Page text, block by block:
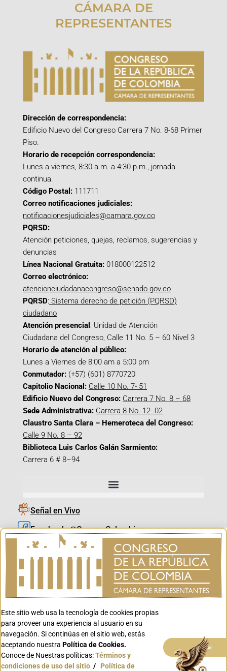
CÁMARA DE
REPRESENTANTES
Dirección de correspondencia:
Edificio Nuevo del Congreso Carrera 7 No. 8-68 Primer
Piso.
Horario de recepción correspondencia:
Lunes a viernes, 8:30 a.m. a 4:30 p.m., jornada
continua.
Código Postal: 111711
Correo notificaciones judiciales:
notificacionesjudiciales@camara.gov.co
PQRSD:
Atención peticiones, quejas, reclamos, sugerencias y
denuncias
Línea Nacional Gratuita: 018000122512
Correo electrónico:
atencionciudadanacongreso@senado.gov.co
PQRSD: Sistema derecho de petición (PQRSD)
ciudadano
Atención presencial : Unidad de Atención
Ciudadana del Congreso, Calle 11 No. 5 – 60 Nivel 3
Horario de atención al público:
Lunes a Viernes de 8:00 am a 5:00 pm
Conmutador: (+57) (601) 8770720
Capitolio Nacional: Calle 10 No. 7- 51
Edificio Nuevo del Congreso: Carrera 7 No. 8 – 68
Sede Administrativa: Carrera 8 No. 12- 02
Claustro Santa Clara – Hemeroteca del Congreso:
Calle 9 No. 8 – 92
Biblioteca Luis Carlos Galán Sarmiento:
Carrera 6 # 8–94
Señal en Vivo
Facebook_@CamaraColombia
Instagram_@CamaraColombia
X_@CamaraColombia
Youtube_@CamaraColombia
Youtube_@CanalCongreso
Conoce GOV.CO
Este sitio web usa la tecnología de cookies propias
para proveer una experiencia al usuario en su
navegación. Si continúas en el sitio web, estás
aceptando nuestra Política de Cookies.
Conoce de Nuestras políticas:Términos y
condiciones de uso del sitio / Política de
Aceptar